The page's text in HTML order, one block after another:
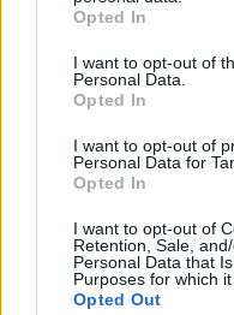
grant or deny consent to
use your data for below
consent section.
Opted In
I want to opt-out of
Personal Data.
Opted In
I want to opt-out of
Personal Data for
Opted In
I want to opt-out of
Retention, Sale,
Personal Data that
Purposes for which it
Opted Out